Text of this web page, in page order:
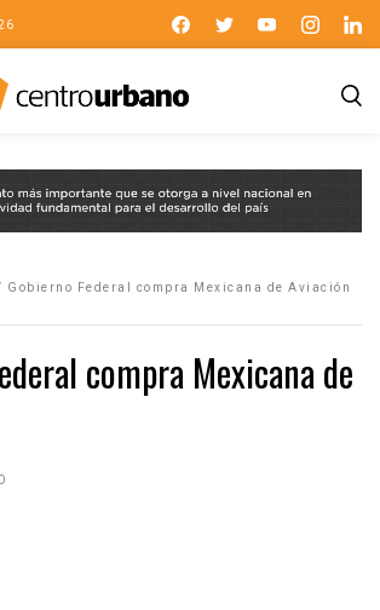
Gobierno Federal compra Mexicana de Aviación
compra Mexicana de